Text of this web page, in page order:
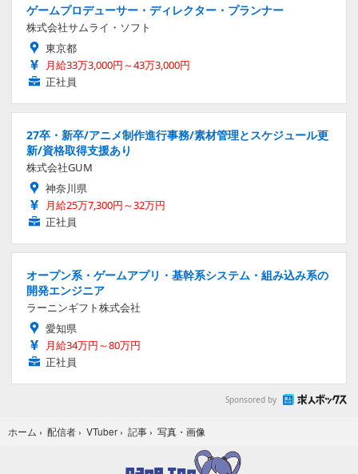
ゲームプロデューサー・ディレクター・プランナー
株式会社サムライ・ソフト
東京都
月給33万3,000円～43万3,000円
正社員
27卒・新卒/アニメ制作進行事務/素材管理とスケジュール更
新/資格取得支援あり
株式会社GUM
神奈川県
月給25万7,300円～32万円
正社員
オープン系・ゲームアプリ・基幹系システム・組み込み系の
開発エンジニア
ラーニンギフト株式会社
愛知県
月給34万円～80万円
正社員
Sponsored by
ホーム › 配信者 › VTuber › 記事 › 写真・画像